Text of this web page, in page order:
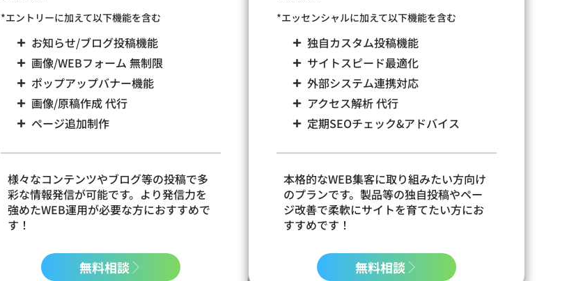
*エントリーに加えて以下機能を含む
お知らせ/ブログ投稿機能
画像/WEBフォーム 無制限
ポップアップバナー機能
画像/原稿作成 代行
ページ追加制作
様々なコンテンツやブログ等の投稿で多
彩な情報発信が可能です。より発信力を
強めたWEB運用が必要な方におすすめで
す！
無料相談
*エッセンシャルに加えて以下機能を含む
独自カスタム投稿機能
サイトスピード最適化
外部システム連携対応
アクセス解析 代行
定期SEOチェック&アドバイス
本格的なWEB集客に取り組みたい方向け
のプランです。製品等の独自投稿やペー
ジ改善で柔軟にサイトを育てたい方にお
すすめです！
無料相談